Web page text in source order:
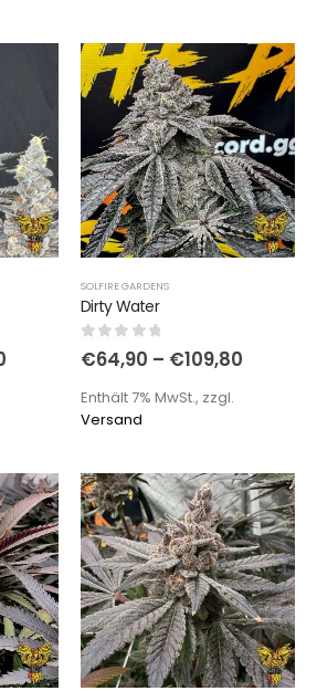
SOLFIRE GARDENS
Dirty Water
out of 5
€64,90 – €109,80
Enthält 7% MwSt., zzgl.
Versand